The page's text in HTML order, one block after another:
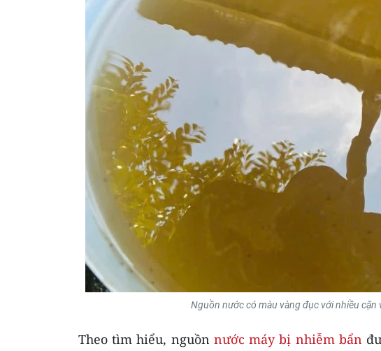
Nguồn nước có màu vàng đục với nhiều
Theo tìm hiểu, nguồn nước máy bị nhiễm bẩn